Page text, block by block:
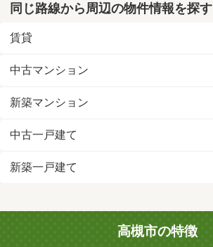
同じ路線から周辺の物件情報を探す
賃貸
中古マンション
新築マンション
中古一戸建て
新築一戸建て
高槻市の特徴